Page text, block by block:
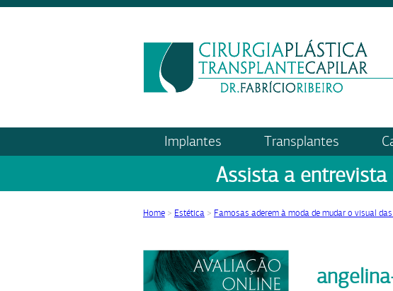
Implantes Transplantes
Assista a entrevista
Home > Estética > Famosas aderem à moda de mudar o visual